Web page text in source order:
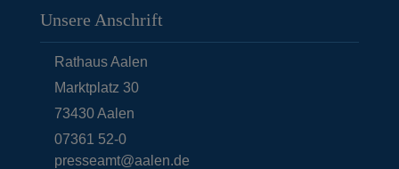
Unsere Anschrift
Rathaus Aalen
Marktplatz 30
73430Aalen
07361 52-0
presseamt@aalen.de